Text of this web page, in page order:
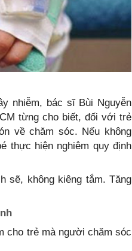
nhiễm, bác sĩ Bùi Nguyễn
từng cho biết, đối với trẻ
về chăm sóc. Nếu không
thực hiện nghiêm quy định
sẽ, không kiêng tắm. Tăng
cho trẻ mà người chăm sóc